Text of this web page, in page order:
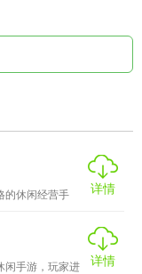
的休闲经营手
详情
闲手游，玩家进
详情